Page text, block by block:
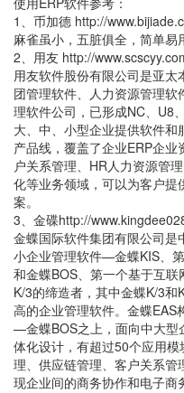
1、币加德 http://
麻雀虽小，五脏俱全，简单易
2、用友 http://
用友软件股份有限公司是亚
团管理软件、人力资源管理
理软件公司，已形成NC、U8
大、中、小型企业提供软件
产品线，覆盖了企业ERP企
户关系管理、HR人力资源管
化等业务领域，可以为客户
案。
3、金碟http://
金蝶国际软件集团有限公司是
小企业管理软件—金蝶KIS、
和金蝶BOS、第一个基于互
K/3的缔造者，其中金蝶K/3
高的企业管理软件。金蝶
—金蝶BOS之上，面向中大型
体化设计，有超过50个应用
理、供应链管理、客户关系
现企业间的商务协作和电子商